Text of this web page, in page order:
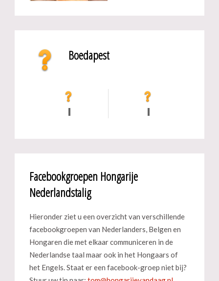
Boedapest
Facebookgroepen Hongarije
Nederlandstalig
Hieronder ziet u een overzicht van verschillende
facebookgroepen van Nederlanders, Belgen en
Hongaren die met elkaar communiceren in de
Nederlandse taal maar ook in het Hongaars of
het Engels. Staat er een facebook-groep niet bij?